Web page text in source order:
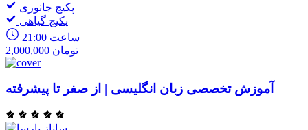
پکیج جانوری
پکیج گیاهی
21:00 ساعت
2,000,000 تومان
آموزش تخصصی زبان انگلیسی | از صفر تا پیشرفته